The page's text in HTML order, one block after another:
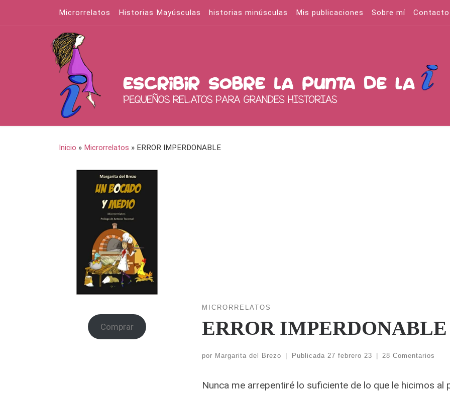
Saltar al contenido
Microrrelatos Historias Mayúsculas historias minúsculas Mis publicaciones Sobre mí Contacto
Inicio » Microrrelatos » ERROR IMPERDONABLE
MICRORRELATOS
ERROR IMPERDONABLE
por Margarita del Brezo Publicada 27 febrero 23 28 Comentarios
Nunca me arrepentiré lo suficiente de lo que le hicimos al
Comprar